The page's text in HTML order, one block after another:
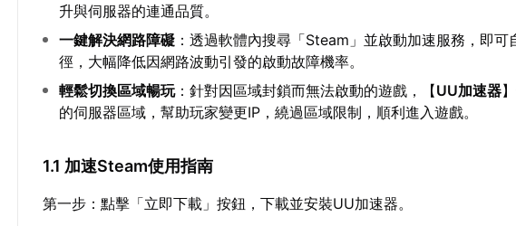
升與伺服器的連通品質。
一鍵解決網路障礙 ：透過軟體內搜尋「Steam」並啟動加速服務，即可
徑，大幅降低因網路波動引發的啟動故障機率。
輕鬆切換區域暢玩：針對因區域封鎖而無法啟動的遊戲，【UU加速器
的伺服器區域，幫助玩家變更IP，繞過區域限制，順利進入遊戲。
1.1 加速Steam使用指南
第一步：點擊「立即下載」按鈕，下載並安裝UU加速器。